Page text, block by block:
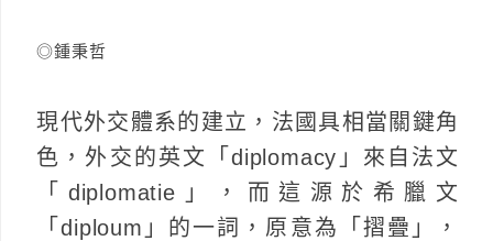
◎鍾秉哲
現代外交體系的建立，法國具相當關鍵角
色，外交的英文「diplomacy」來自法文
「diplomatie」，而這源於希臘文
「diploum」的一詞，原意為「摺疊」，